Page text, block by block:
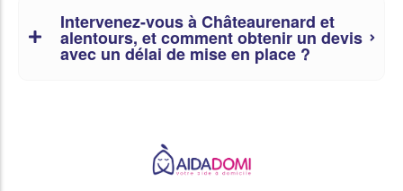
Intervenez-vous à Châteaurenard et
alentours, et comment obtenir un devis
avec un délai de mise en place ?